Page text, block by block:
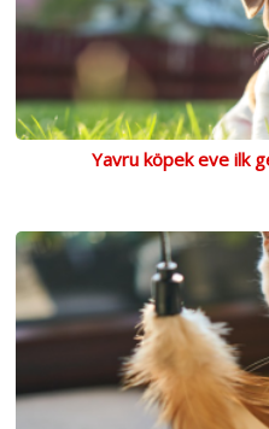
Yavru köpek eve ilk